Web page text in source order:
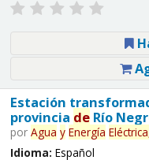
Estación
provincia deRío
por Agua y Energía
Idioma: Español